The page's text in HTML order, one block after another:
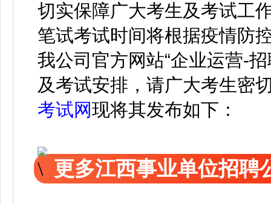
切实保障广大考生及考试工
笔试考试时间将根据疫情防
我公司官方网站“企业运营-
及考试安排，请广大考生密
考试网现将其发布如下：
更多江西事业单位招聘